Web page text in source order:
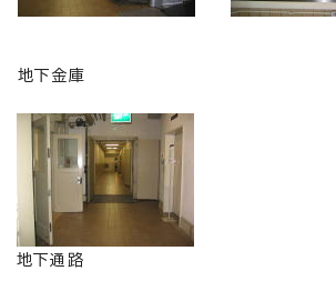
地下金庫
地下通路